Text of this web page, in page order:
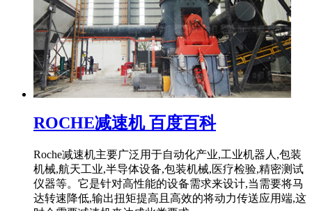
ROCHE减速机 百度百科
Roche减速机主要广泛用于自动化产业,工业机器人,包装
机械,航天工业,半导体设备,包装机械,医疗检验,精密测试
仪器等。它是针对高性能的设备需求来设计,当需要将马
达转速降低,输出扭矩提高且高效的将动力传送应用端,这